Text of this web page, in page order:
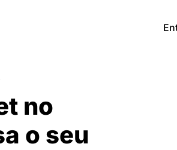
no
o seu